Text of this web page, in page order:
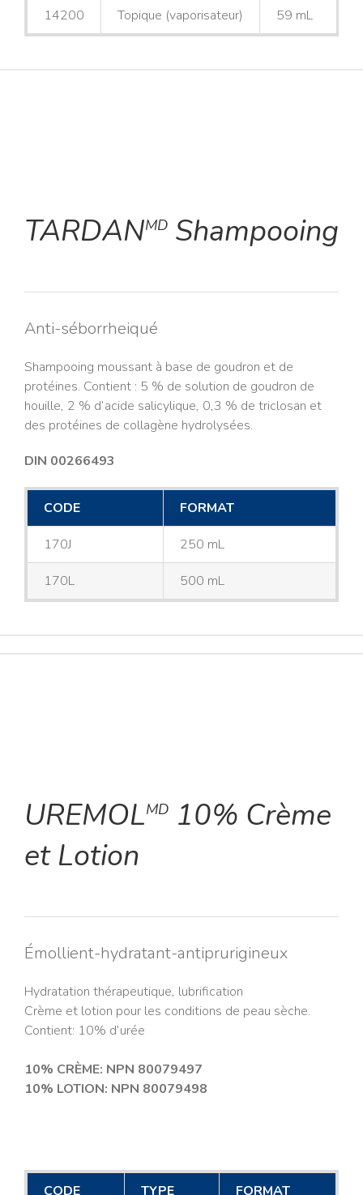
14200 Topique (vaporisateur) 59 mL
TARDANMD Shampooing
Anti-séborrheiqué
Shampooing moussant à base de goudron et de
protéines. Contient : 5 % de solution de goudron de
houille, 2 % d’acide salicylique, 0,3 % de triclosan et
des protéines de collagène hydrolysées.
DIN 00266493
CODE FORMAT
170J 250 mL
170L 500 mL
UREMOLMD 10% Crème
et Lotion
Émollient-hydratant-antiprurigineux
Hydratation thérapeutique, lubrification
Crème et lotion pour les conditions de peau sèche.
Contient: 10% d’urée
10% CRÈME: NPN 80079497
10% LOTION: NPN 80079498
CODE TYPE FORMAT